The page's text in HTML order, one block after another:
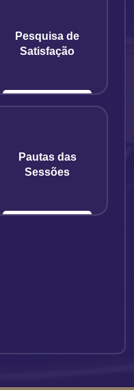
Pesquisa de
Satisfação
Pautas das
Sessões